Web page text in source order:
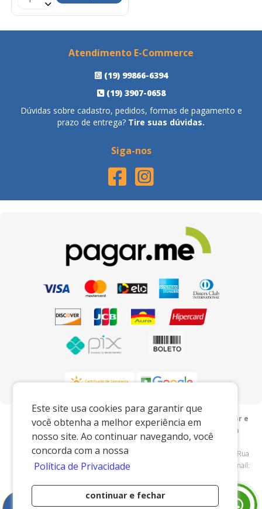
Este site usa cookies para garantir que
você obtenha a melhor experiência em
nosso site. Ao continuar navegando, você
concorda com a nossa
Política de Privacidade
continuar e fechar
Atendimento E-Commerce
(19) 99866-6394
(19) 3907-0658
Dúvidas sobre cadastro, pedidos, formas de pagamento e
prazo de entrega? Tire suas dúvidas.
Siga-nos
Preços e condições exclusivos para o www.mdfnaweb.com.br e
para o televendas, podendo sofrer alterações sem prévia
notiﬁcação.
MDF na Web|21.013.919/0001-90
| Rua
Henrique Rebieri - 115 - Centro (Arcadas) - Amparo/SP - 13908040 - E-mail:
Desenvolvido por